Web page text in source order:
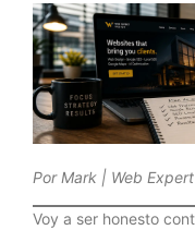
Por Mark | Web
Voy a ser honesto